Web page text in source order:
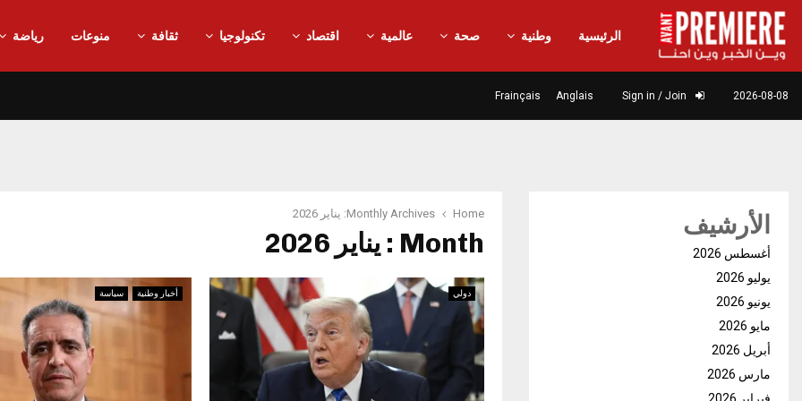
الرئيسية وطنية صحة عالمية اقتصاد تكنولوجيا ثقافة منوعات رياضة
2026-08-08
Anglais
Frainçais
Home Monthly Archives: يناير 2026
Month : يناير 2026
أخبار وطنية سياسة دولي
الأرشيف
أغسطس 2026
يوليو 2026
يونيو 2026
مايو 2026
أبريل 2026
مارس 2026